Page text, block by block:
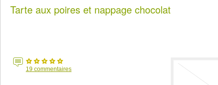
Tarte aux poires et nappage chocolat
19 commentaires